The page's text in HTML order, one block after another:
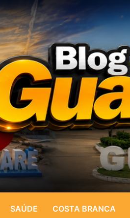
SAÚDE COSTA BRANCA